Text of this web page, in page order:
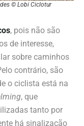
© Lobi Ciclotur
, pois não são
de interesse,
sobre caminhos
contrário, são
o ciclista está na
, que
tanto por
há sinalização